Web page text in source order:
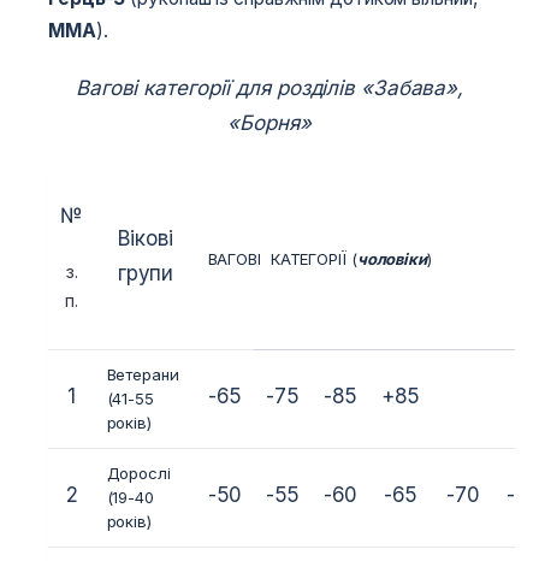
MMA).
Вагові категорії для розділів «Забава»,
«Борня»
№
з.
п.
Вікові
групи
ВАГОВІ КАТЕГОРІЇ (чоловіки)
1
Ветерани
(41-55
років)
-65 -75 -85 +85
2
Дорослі
(19-40
років)
-50 -55 -60 -65 -70 -75